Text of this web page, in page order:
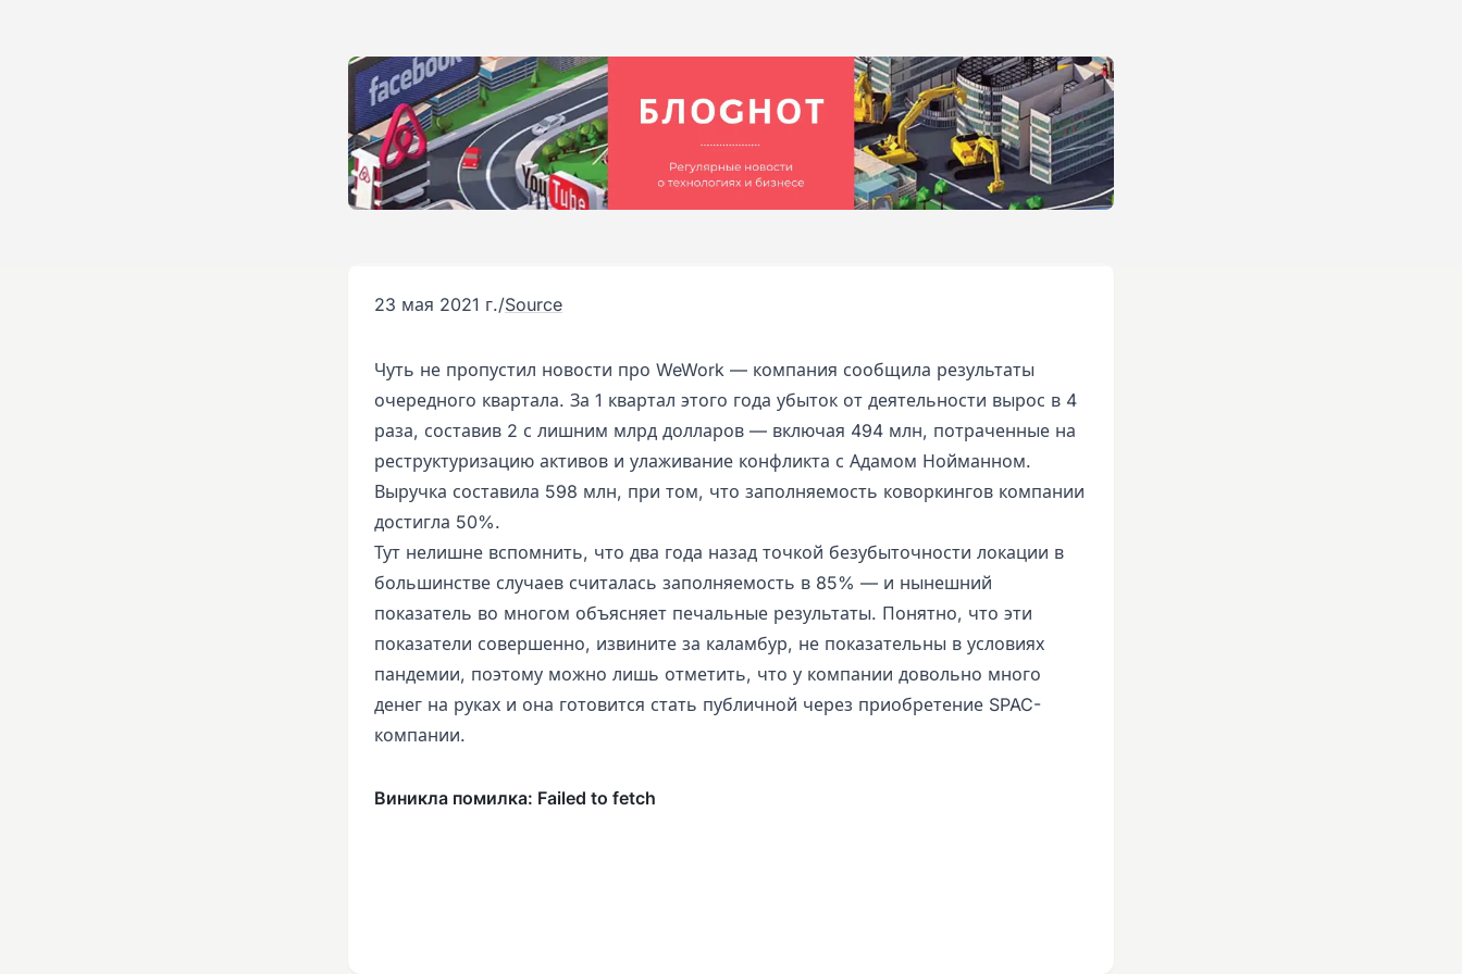
23 мая 2021 г./Source
Чуть не пропустил новости про WeWork — компания сообщила результаты
очередного квартала. За 1 квартал этого года убыток от деятельности вырос в 4
раза, составив 2 с лишним млрд долларов — включая 494 млн, потраченные на
реструктуризацию активов и улаживание конфликта с Адамом Нойманном.
Выручка составила 598 млн, при том, что заполняемость коворкингов компании
достигла 50%.
Тут нелишне вспомнить, что два года назад точкой безубыточности локации в
большинстве случаев считалась заполняемость в 85% — и нынешний
показатель во многом объясняет печальные результаты. Понятно, что эти
показатели совершенно, извините за каламбур, не показательны в условиях
пандемии, поэтому можно лишь отметить, что у компании довольно много
денег на руках и она готовится стать публичной через приобретение SPAC-
компании.